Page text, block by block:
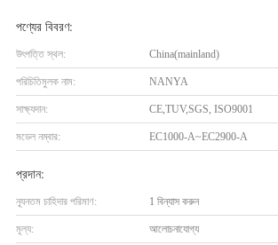
পণ্যের বিবরণ:
উৎপত্তি স্থল: China(mainland)
পরিচিতিমুলক নাম: NANYA
সাক্ষ্যদান: CE,TUV,SGS, ISO9001
মডেল নম্বার: EC1000-A~EC2900-A
প্রদান:
ন্যূনতম চাহিদার পরিমাণ: 1 বিন্যাস করুন
মূল্য: আলোচনাযোগ্য